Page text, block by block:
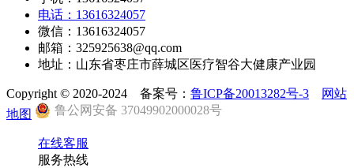
电话：13616324057
微信：13616324057
邮箱：325925638@qq.com
地址：山东省枣庄市薛城区医疗智谷大健康产业园
Copyright © 2020-2024 备案号： 鲁ICP备20013282号-3
网站
地图
鲁公网安备 37049902000028号
在线客服
服务热线